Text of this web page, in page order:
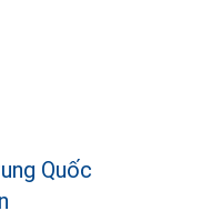
Quốc